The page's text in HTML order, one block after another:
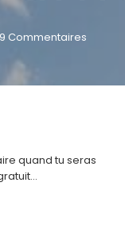
Commentaires
quand tu seras